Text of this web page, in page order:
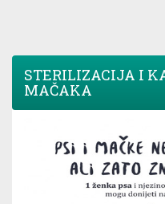
STERILIZACIJA I
MAČAKA